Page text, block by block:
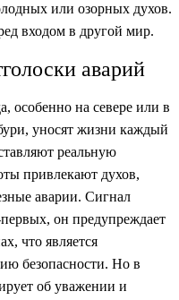
или озорных духов.
входом в другой мир.
аварий
особенно на севере или в
уносят жизни каждый
реальную
привлекают духов,
аварии. Сигнал
он предупреждает
что является
безопасности. Но в
об уважении и